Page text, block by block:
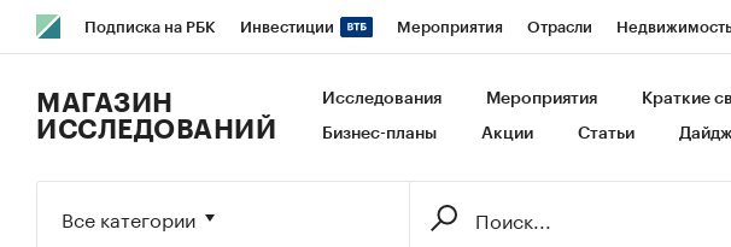
Подписка на РБК Инвестиции Мероприятия Отрасли
Исследования Кредитные рейтинги Франшизы Газета Спецпроекты
МАГАЗИН
ИССЛЕДОВАНИЙ
Исследования Мероприятия Краткие
Бизнес-планы Акции Статьи
Все категории